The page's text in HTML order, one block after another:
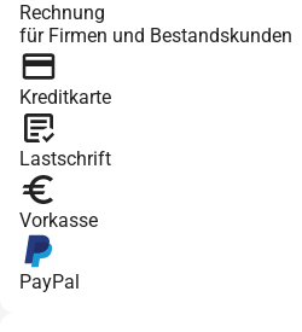
Rechnung
für Firmen und Bestandskunden
Kreditkarte
Lastschrift
Vorkasse
PayPal